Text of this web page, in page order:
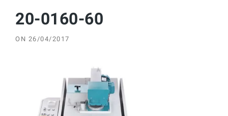
20-0160-60
ON 26/04/2017